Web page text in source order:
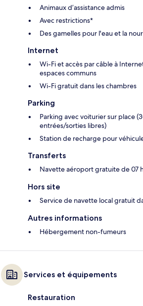
Animaux d’assistance admis
Avec restrictions*
Des gamelles pour l'eau et la
Internet
Wi-Fi et accès par câble à
espaces communs
Wi-Fi gratuit dans les chambres
Parking
Parking avec voiturier sur place
entrées/sorties libres)
Station de recharge pour
Transferts
Navette aéroport gratuite de 07
Hors site
Service de navette local gratuit
Autres informations
Hébergement non-fumeurs
Services et équipements
Restauration